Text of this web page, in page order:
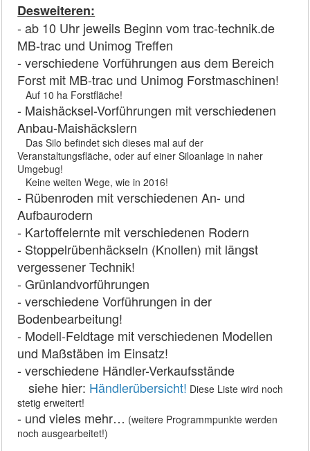
Desweiteren:
- ab 10 Uhr jeweils Beginn vom trac-technik.de
MB-trac und Unimog Treffen
- verschiedene Vorführungen aus dem Bereich
Forst mit MB-trac und Unimog Forstmaschinen!
llllAuf 10 ha Forstfläche!
- Maishäcksel-Vorführungen mit verschiedenen
Anbau-Maishäckslern
Das Silo befindet sich dieses mal auf der
Veranstaltungsfläche, oder auf einer Siloanlage in naher
Umgebug!
Keine weiten Wege, wie in 2016!
- Rübenroden mit verschiedenen An- und
Aufbaurodern
- Kartoffelernte mit verschiedenen Rodern
- Stoppelrübenhäckseln (Knollen) mit längst
vergessener Technik!
- Grünlandvorführungen
- verschiedene Vorführungen in der
Bodenbearbeitung!
- Modell-Feldtage mit verschiedenen Modellen
und Maßstäben im Einsatz!
- verschiedene Händler-Verkaufsstände
llllsiehe hier: Händlerübersicht! Diese Liste wird noch
stetig erweitert!
- und vieles mehr… (weitere Programmpunkte werden
noch ausgearbeitet!)